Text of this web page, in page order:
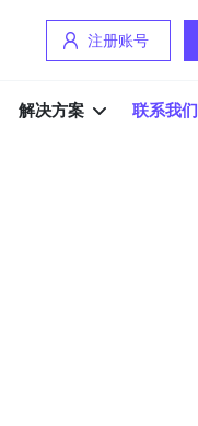
注册账号
解决方案 联系我们